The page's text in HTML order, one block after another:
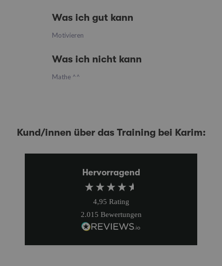
Was ich gut kann
Motivieren
Was ich nicht kann
Mathe ^^
Kund/innen über das Training bei Karim:
Hervorragend
4,95 Rating
2.015 Bewertungen